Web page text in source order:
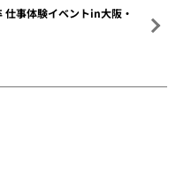
仕事体験イベントin大阪・